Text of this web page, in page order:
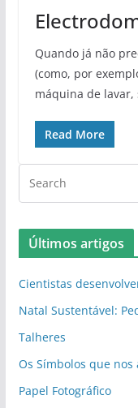
Quando já não
(como, por
máquina de
Read More
Últimos artigos
Cientistas
Natal Sustentável:
Talheres
Os Símbolos que
Papel Fotográfico